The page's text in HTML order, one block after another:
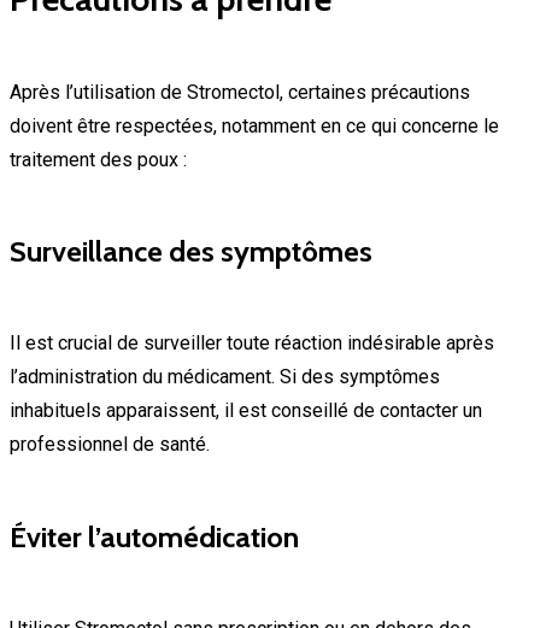
Après l’utilisation de Stromectol, certaines précautions
doivent être respectées, notamment en ce qui concerne le
traitement des poux :
Surveillance des symptômes
Il est crucial de surveiller toute réaction indésirable après
l’administration du médicament. Si des symptômes
inhabituels apparaissent, il est conseillé de contacter un
professionnel de santé.
Éviter l’automédication